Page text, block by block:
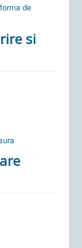
de
si